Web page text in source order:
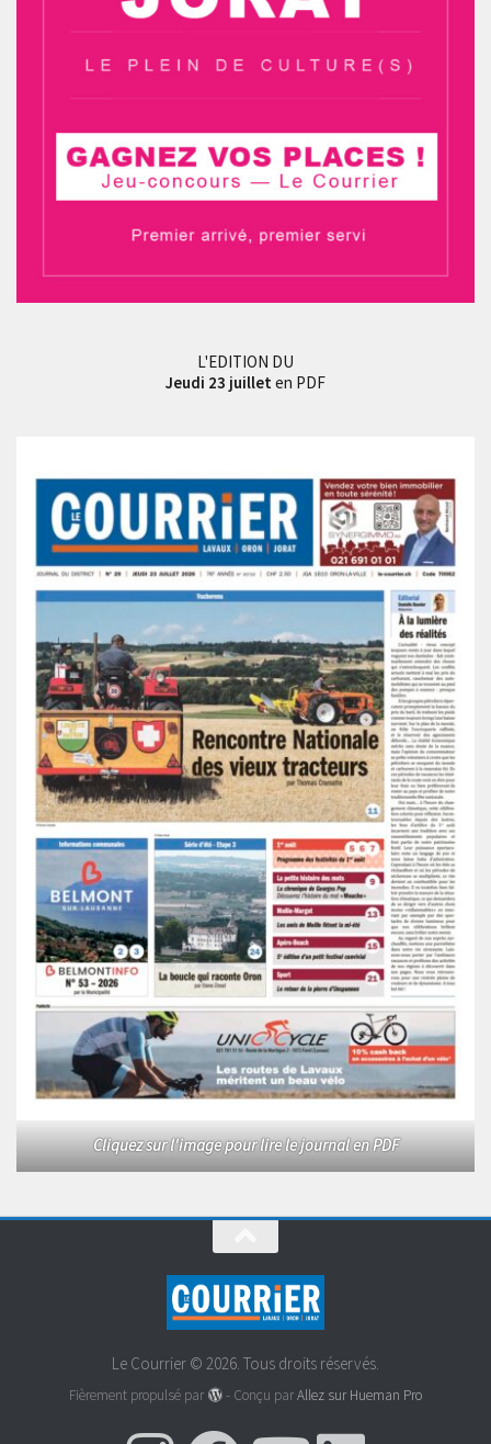
L'EDITION DU
Jeudi 23 juillet en PDF
Cliquez sur l'image pour lire le journal en PDF
Le Courrier © 2026. Tous droits réservés.
Fièrement propulsé par - Conçu parAllez sur Hueman Pro